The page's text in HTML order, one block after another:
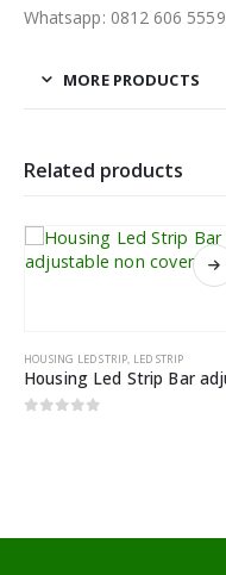
Whatsapp: 0812 606 5559
MORE PRODUCTS
Related products
HOUSING LED STRIP, LED STRIP